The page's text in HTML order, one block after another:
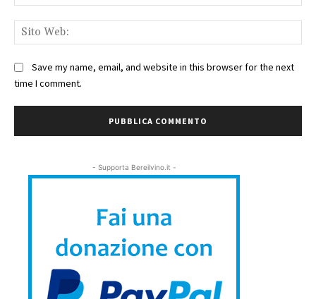
Save my name, email, and website in this browser for the next
time I comment.
- Supporta Bereilvino.it -